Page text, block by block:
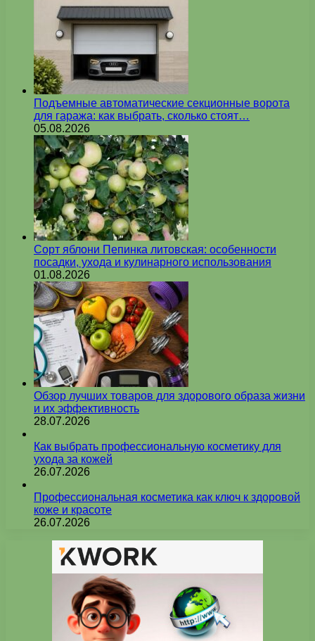
Подъемные автоматические секционные ворота
для гаража: как выбрать, сколько стоят…
05.08.2026
Сорт яблони Пепинка литовская: особенности
посадки, ухода и кулинарного использования
01.08.2026
Обзор лучших товаров для здорового образа жизни
и их эффективность
28.07.2026
Как выбрать профессиональную косметику для
ухода за кожей
26.07.2026
Профессиональная косметика как ключ к здоровой
коже и красоте
26.07.2026